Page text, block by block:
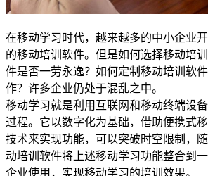
在移动学习时代，越来越多的中小企业
的移动培训软件。但是如何选择移动培
件是否一劳永逸？如何定制移动培训软
作？许多企业仍处于混乱之中。
移动学习就是利用互联网和移动终端设
过程。它以数字化为基础，借助便携式
技术来实现功能，可以突破时空限制，
动培训软件将上述移动学习功能整合到
企业使用，实现移动学习的培训效果。